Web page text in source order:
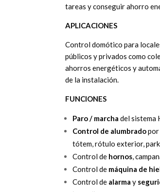
tareas y conseguir ahorro
APLICACIONES
Control domótico para
públicos y privados como
ahorros energéticos y
de la instalación.
FUNCIONES
Paro / marcha del sistema
Control de alumbradopor
tótem, rótulo exterior,
Control de hornos,
Control de máquina de
Control de alarma y